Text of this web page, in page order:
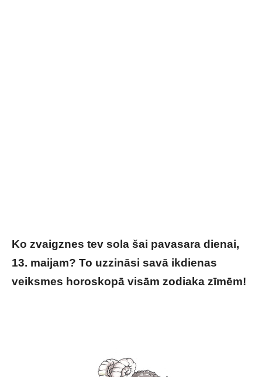
Ko zvaigznes tev sola šai pavasara dienai,
13. maijam? To uzzināsi savā ikdienas
veiksmes horoskopā visām zodiaka zīmēm!